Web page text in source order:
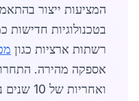
המציעות ייצור
בטכנולוגיות חדישות
רשתות ארציות כגון
אספקה מהירה.
ואחריות